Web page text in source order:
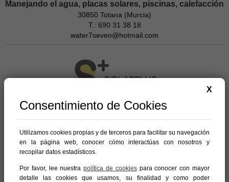
Manejando el agua, placas solares, piscinas, calefacción
30850 Totana (Murcia)
T.: 690 31 38 18
water7seven@hotmail.com
Solarplus
X
Consentimiento de Cookies
Utilizamos cookies propias y de terceros para facilitar su navegación
en la página web, conocer cómo interactúas con nosotros y
recopilar datos estadísticos.
Por favor, lee nuestrapolítica de cookiespara conocer con mayor
detalle las cookies que usamos, su finalidad y como poder